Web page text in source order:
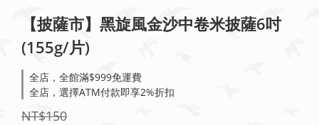
【披薩市】黑旋風金沙中卷米披薩6吋
(155g/片)
全店，全館滿$999免運費
全店，選擇ATM付款即享2%折扣
NT$150